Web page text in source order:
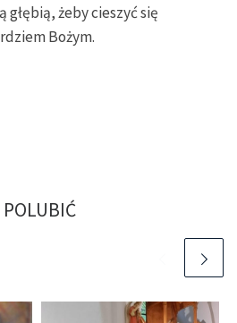
żeby cieszyć się
Bożym.